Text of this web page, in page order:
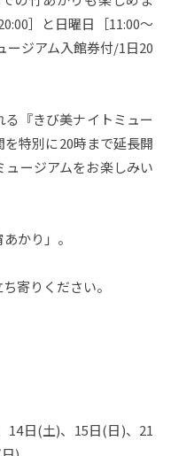
］と日曜日［11:00～
ージアム入館券付/1日20
『きび美ナイトミュー
特別に20時まで延長開
ージアムをお楽しみい
かり」。
寄りください。
14日(土)、15日(日)、21